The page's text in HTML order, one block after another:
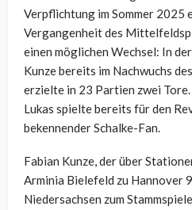
Verpflichtung im Sommer 2025
Vergangenheit des
einen möglichen Wechsel: In
Kunze bereits im Nachwuchs
erzielte in 23 Partien zwei
Lukas spielte bereits für den
bekennender Schalke-Fan.
Fabian Kunze, der über
Arminia Bielefeld zu Hannover
Niedersachsen zum